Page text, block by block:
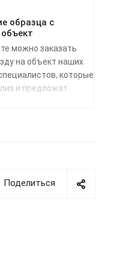
одной из
компаний (на выбор)
с графиком
образца с
можно заказать
на объект наших
которые
и предложат
Поделиться